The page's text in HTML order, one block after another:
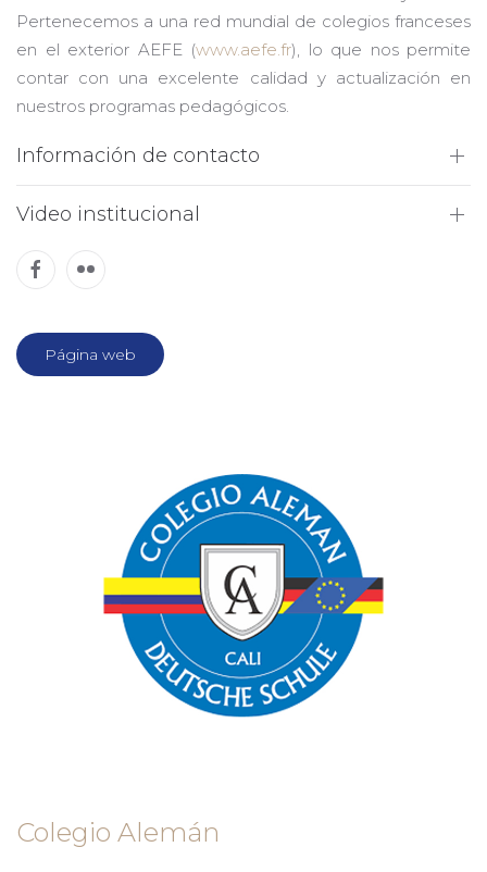
Pertenecemos a una red mundial de colegios franceses
en el exterior AEFE (www.aefe.fr), lo que nos permite
contar con una excelente calidad y actualización en
nuestros programas pedagógicos.
Información de contacto
Video institucional
Página web
Colegio Alemán